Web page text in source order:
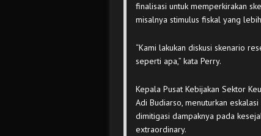
finalisasi untuk memperkirakan
misalnya stimulus fiskal yang
“Kami lakukan diskusi skenario
seperti apa,” kata Perry.
Kepala Pusat Kebijakan Sektor
Adi Budiarso, menuturkan
dimitigasi dampaknya pada
extraordinary.